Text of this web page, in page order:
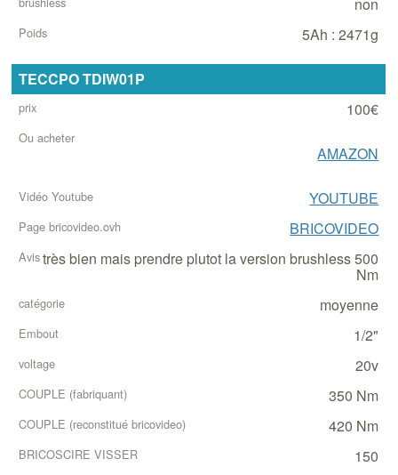
non
5Ah : 2471g
TECCPO TDIW01P
100€
AMAZON
YOUTUBE
BRICOVIDEO
très bien mais prendre plutot la version brushless 500
Nm
moyenne
1/2"
20v
350 Nm
420 Nm
150